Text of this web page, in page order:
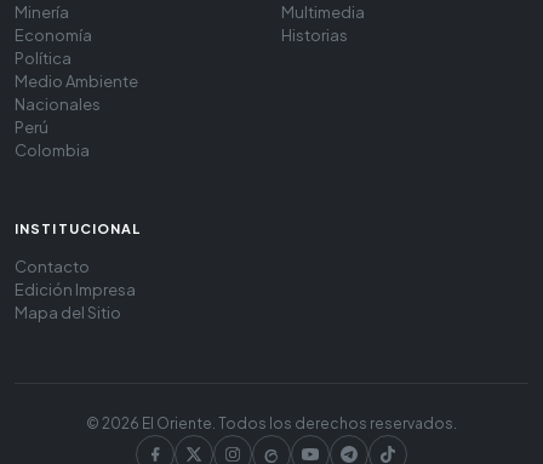
Minería
Economía
Política
Medio Ambiente
Nacionales
Perú
Colombia
Multimedia
Historias
INSTITUCIONAL
Contacto
Edición Impresa
Mapa del Sitio
© 2026 El Oriente. Todos los derechos reservados.